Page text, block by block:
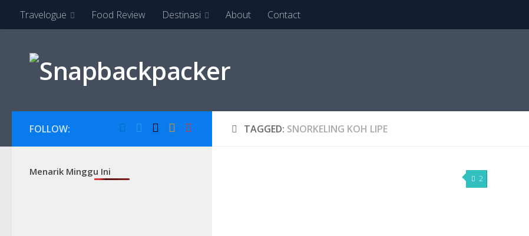
Skip to content
Travelogue Food Review Destinasi About Contact
TAGGED: SNORKELING KOH LIPE
2
FOLLOW:
Menarik Minggu Ini